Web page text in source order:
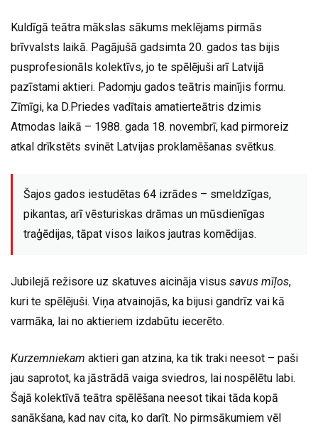
Kuldīgā teātra mākslas sākums meklējams pirmās
brīvvalsts laikā. Pagājušā gadsimta 20. gados tas bijis
pusprofesionāls kolektīvs, jo te spēlējuši arī Latvijā
pazīstami aktieri. Padomju gados teātris mainījis formu.
Zīmīgi, ka D.Priedes vadītais amatierteātris dzimis
Atmodas laikā – 1988. gada 18. novembrī, kad pirmoreiz
atkal drīkstēts svinēt Latvijas proklamēšanas svētkus.
Šajos gados iestudētas 64 izrādes – smeldzīgas,
pikantas, arī vēsturiskas drāmas un mūsdienīgas
traģēdijas, tāpat visos laikos jautras komēdijas.
Jubilejā režisore uz skatuves aicināja visus savus mīļos,
kuri te spēlējuši. Viņa atvainojās, ka bijusi gandrīz vai kā
varmāka, lai no aktieriem izdabūtu iecerēto.
Kurzemniekam aktieri gan atzina, ka tik traki neesot – paši
jau saprotot, ka jāstrādā vaiga sviedros, lai nospēlētu labi.
Šajā kolektīvā teātra spēlēšana neesot tikai tāda kopā
sanākšana, kad nav cita, ko darīt. No pirmsākumiem vēl